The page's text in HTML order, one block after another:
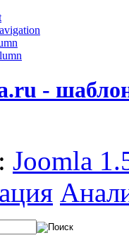
-
Joomla